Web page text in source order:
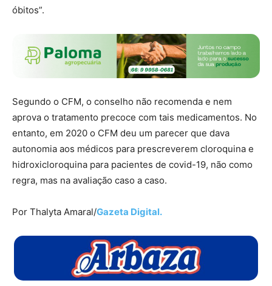
óbitos”.
Segundo o CFM, o conselho não recomenda e nem
aprova o tratamento precoce com tais medicamentos. No
entanto, em 2020 o CFM deu um parecer que dava
autonomia aos médicos para prescreverem cloroquina e
hidroxicloroquina para pacientes de covid-19, não como
regra, mas na avaliação caso a caso.
Por Thalyta Amaral/Gazeta Digital.